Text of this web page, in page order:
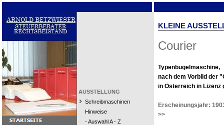
AUSSTELLUNG
Schreibmaschinen
Hinweise
- Auswahl A - Z
KLEINE
Courier
Typenbügelmaschine,
nach dem Vorbild der
in Österreich in Lizenz
Erscheinungsjahr:
>>